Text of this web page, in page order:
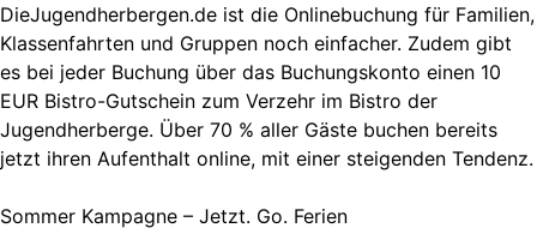
DieJugendherbergen.de ist die Onlinebuchung für Familien,
Klassenfahrten und Gruppen noch einfacher. Zudem gibt
es bei jeder Buchung über das Buchungskonto einen 10
EUR Bistro-Gutschein zum Verzehr im Bistro der
Jugendherberge. Über 70 % aller Gäste buchen bereits
jetzt ihren Aufenthalt online, mit einer steigenden Tendenz.
Sommer Kampagne – Jetzt. Go. Ferien